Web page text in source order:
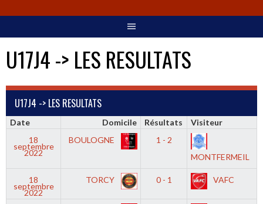
U17J4 -> LES RESULTATS
U17J4 -> LES RESULTATS
Date Domicile Résultats
Visiteur
18
septembre
2022
BOULOGNE
1 - 2
MONTFERMEIL
18
septembre
2022
TORCY 0 - 1 VAFC